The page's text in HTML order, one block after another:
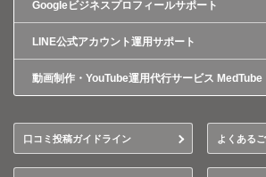
Googleビジネスプロフィールサポート
LINE公式アカウント運用サポート
動画制作・YouTube運用代行サービス MedTube
口コミ投稿ガイドライン よくある